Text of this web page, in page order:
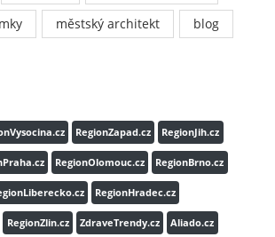
městský architekt blog
RegionZapad.cz RegionJih.cz
RegionOlomouc.cz RegionBrno.cz
RegionHradec.cz
RegionZlin.cz ZdraveTrendy.cz Aliado.cz